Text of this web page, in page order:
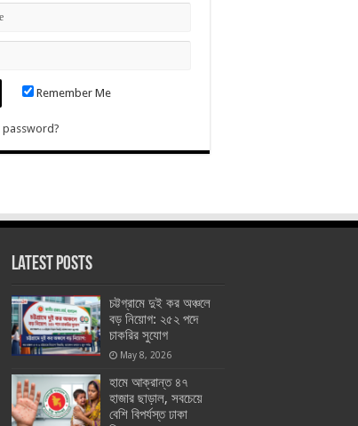
Remember Me
password?
Latest Posts
চট্টগ্রামে দুই কর অঞ্চলে
বড় নিয়োগ: ২৫২ পদে
চাকরির সুযোগ
May 8, 2026
হামে আক্রান্ত ৪৭
হাজার ছাড়াল, সবচেয়ে
বেশি বিপর্যস্ত ঢাকা